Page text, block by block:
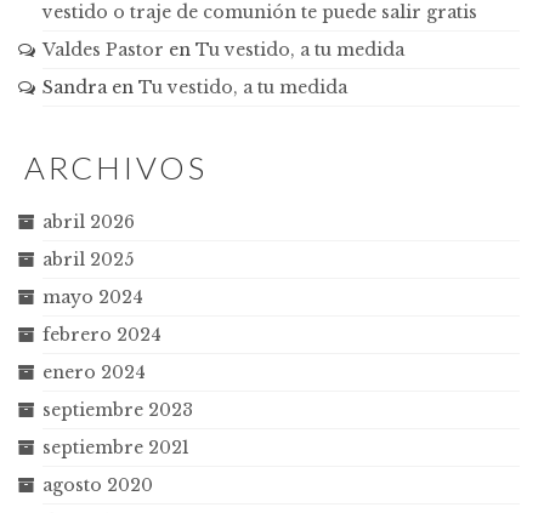
vestido o traje de comunión te puede salir gratis
Valdes Pastor en Tu vestido, a tu medida
Sandraen Tu vestido, a tu medida
ARCHIVOS
abril 2026
abril 2025
mayo 2024
febrero 2024
enero 2024
septiembre 2023
septiembre 2021
agosto 2020